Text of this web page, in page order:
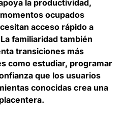
la productividad,
ocupados
acceso rápido a
familiaridad también
transiciones más
como estudiar, programar
que los usuarios
conocidas crea una